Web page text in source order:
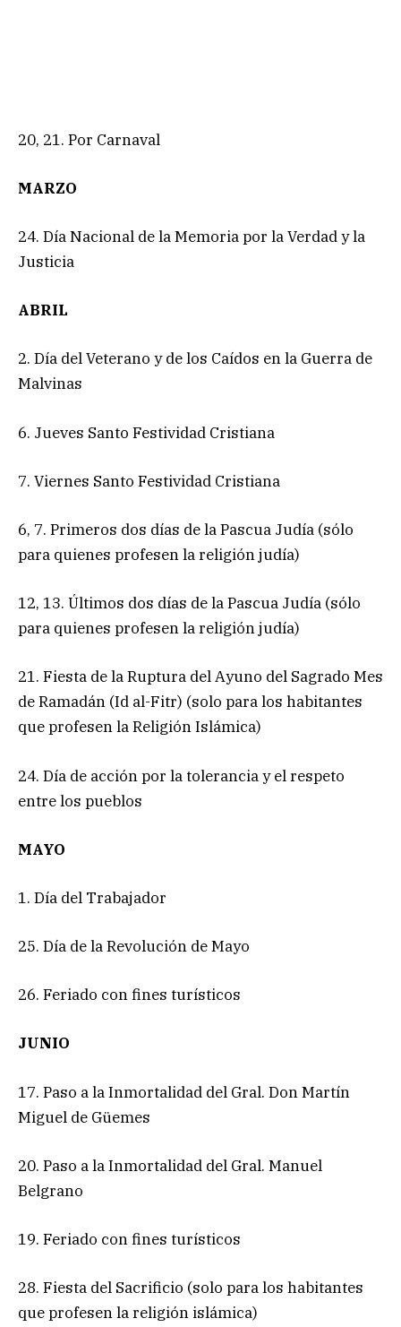
20, 21. Por Carnaval
MARZO
24. Día Nacional de la Memoria por la Verdad y la
Justicia
ABRIL
2. Día del Veterano y de los Caídos en la Guerra de
Malvinas
6. Jueves Santo Festividad Cristiana
7. Viernes Santo Festividad Cristiana
6, 7. Primeros dos días de la Pascua Judía (sólo
para quienes profesen la religión judía)
12, 13. Últimos dos días de la Pascua Judía (sólo
para quienes profesen la religión judía)
21. Fiesta de la Ruptura del Ayuno del Sagrado Mes
de Ramadán (Id al-Fitr) (solo para los habitantes
que profesen la Religión Islámica)
24. Día de acción por la tolerancia y el respeto
entre los pueblos
MAYO
1. Día del Trabajador
25. Día de la Revolución de Mayo
26. Feriado con fines turísticos
JUNIO
17. Paso a la Inmortalidad del Gral. Don Martín
Miguel de Güemes
20. Paso a la Inmortalidad del Gral. Manuel
Belgrano
19. Feriado con fines turísticos
28. Fiesta del Sacrificio (solo para los habitantes
que profesen la religión islámica)